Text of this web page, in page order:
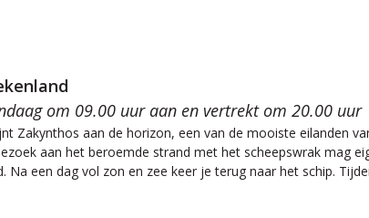
om 09.00 uur aan en vertrekt om 20.00 uur
Zakynthos aan de horizon, een van de mooiste eilanden
aan het beroemde strand met het scheepswrak mag
Na een dag vol zon en zee keer je terug naar het schip.